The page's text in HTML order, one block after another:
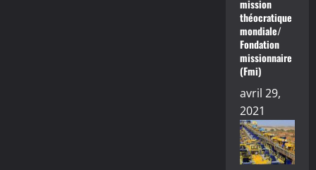
mission
théocratique
mondiale/
Fondation
missionnaire
(Fmi)
avril 29,
2021